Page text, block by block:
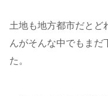
土地も地方都市だとど
んがそんな中でもまだ
た。